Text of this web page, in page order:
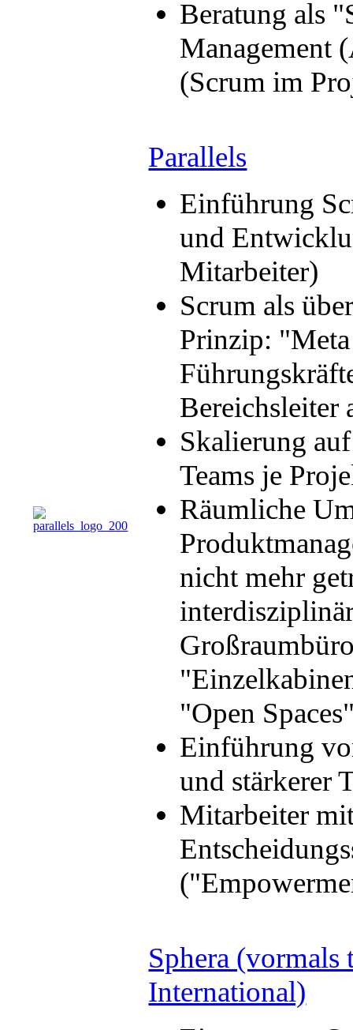
Beratung als
Management
(Scrum im
Parallels
Einführung
und
Mitarbeiter)
Scrum als
Prinzip:
Bereichsleiter
Skalierung
Teams je
Räumliche
nicht mehr
"Open
Einführung
und stärkerer
Mitarbeiter
Sphera
International)